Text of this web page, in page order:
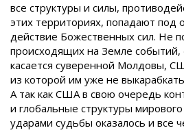
все структуры и силы,
этих территориях, попадают под
действие Божественных сил. Не
происходящих на Земле событий,
касается суверенной Молдовы,
из которой им уже не
А так как США в свою очередь
и глобальные структуры
ударами судьбы оказалось и все